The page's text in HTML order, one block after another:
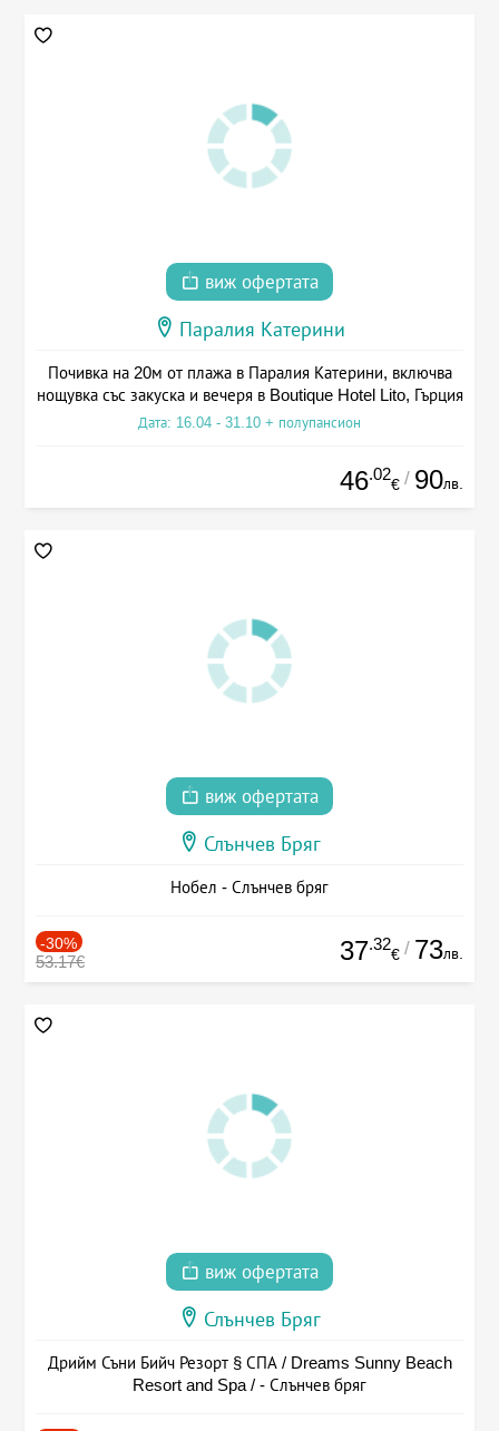
виж офертата
Паралия Катерини
Почивка на 20м от плажа в Паралия Катерини, включва
нощувка със закуска и вечеря в Boutique Hotel Lito, Гърция
Дата: 16.04 - 31.10 + полупансион
46.02
€ / 90лв.
виж офертата
Слънчев Бряг
Нобел - Слънчев бряг
-30%
53.17€ 37.32
€ / 73лв.
виж офертата
Слънчев Бряг
Дрийм Съни Бийч Резорт § СПА / Dreams Sunny Beach
Resort and Spa / - Слънчев бряг